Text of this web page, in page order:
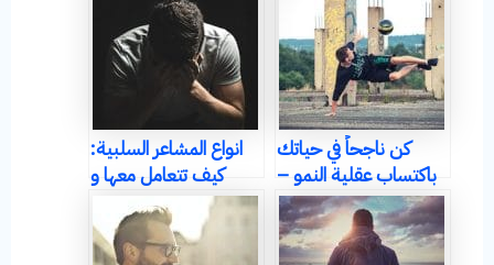
كن ناجحاً في حياتك
باكتساب عقلية النمو –
ما هي و كيف تكتسبها
(العقلية ج3)
انواع المشاعر السلبية:
كيف تتعامل معها و
تجعل حياتك أفضل